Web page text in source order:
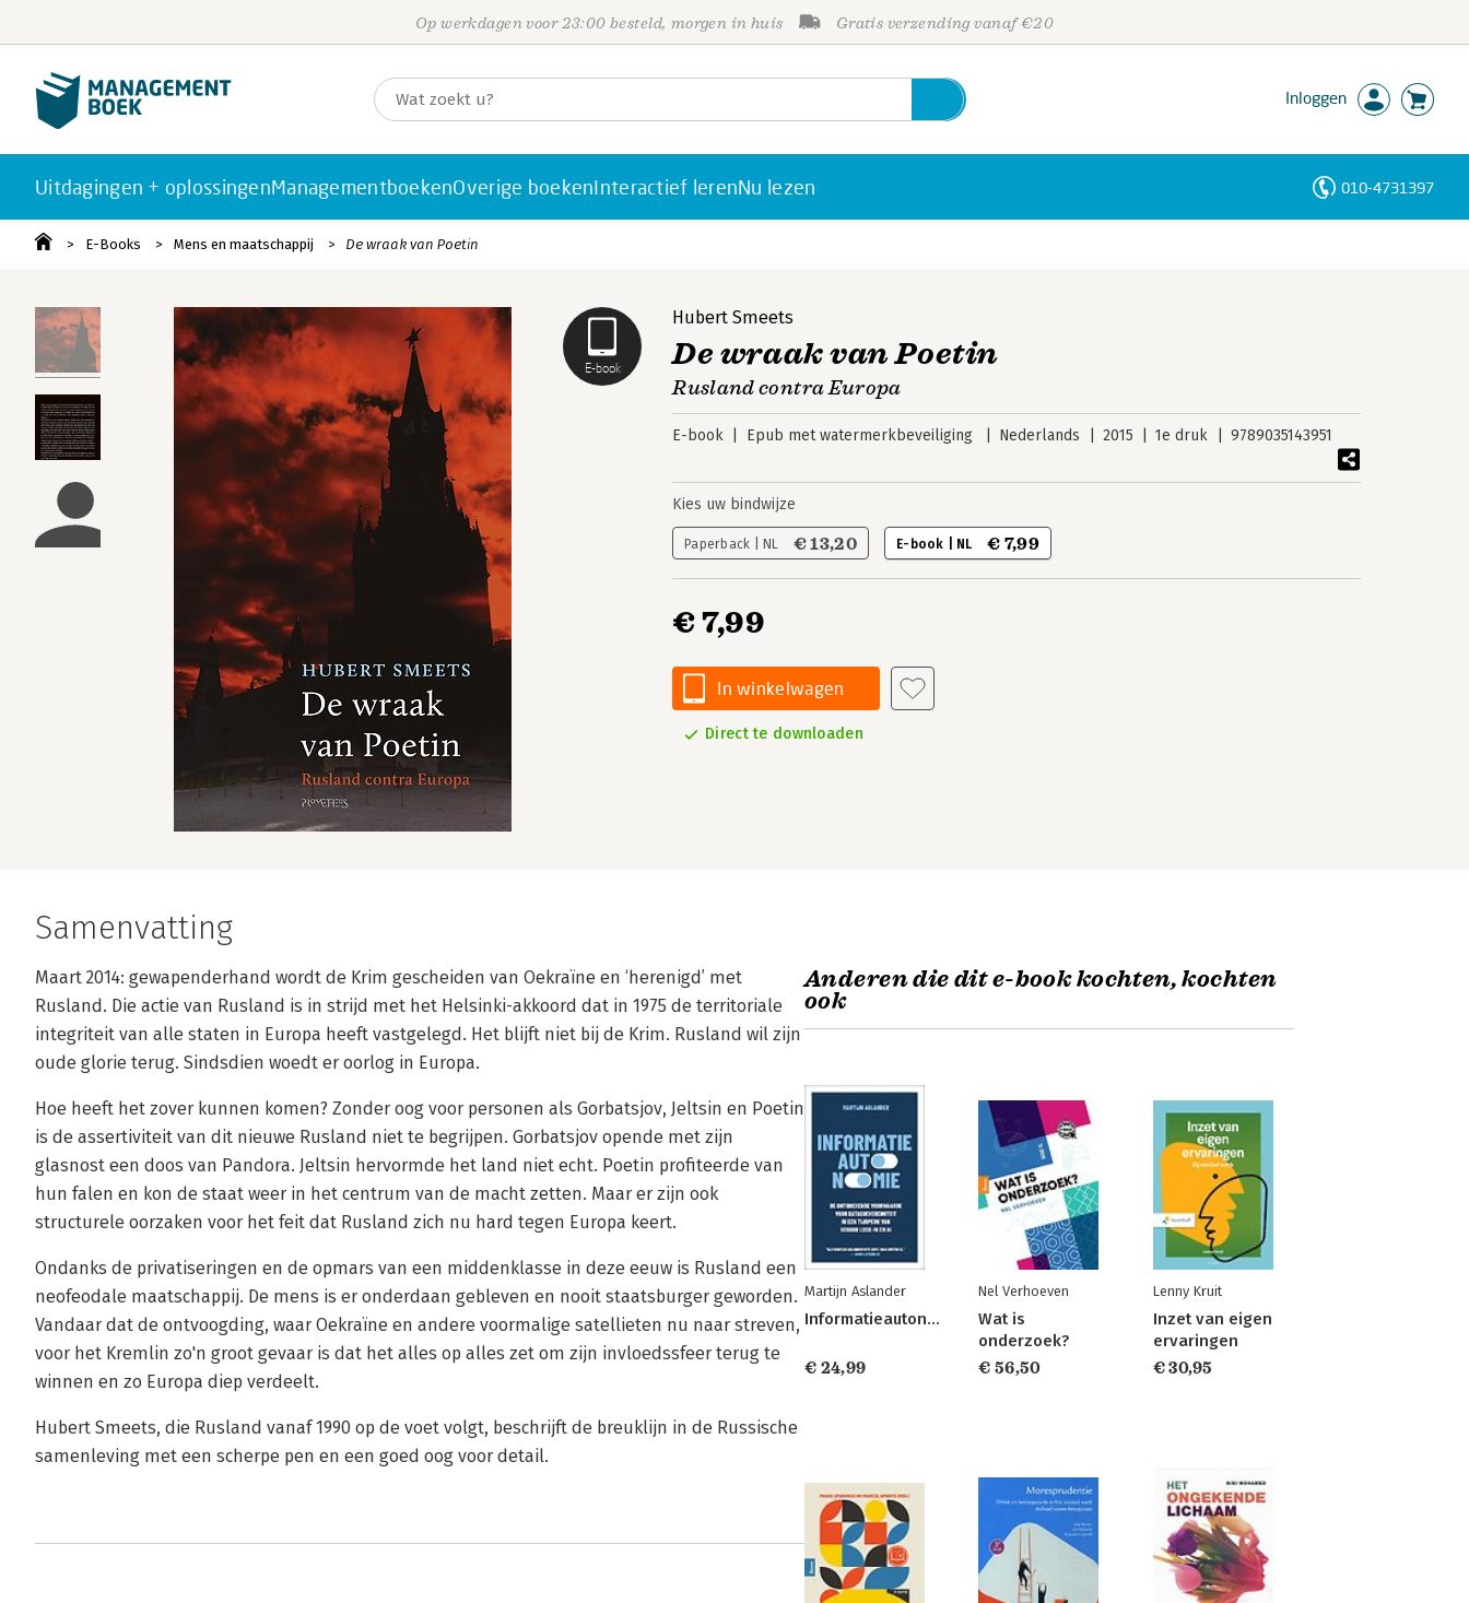
Op werkdagen voor 23:00 besteld, morgen in huis Gratis verzending vanaf €20
Inloggen
Uitdagingen + oplossingenManagementboekenOverige boekenInteractief lerenNu lezen 010-4731397
E-Books Mens en maatschappij De wraak van Poetin
E-book
Hubert Smeets
De wraak van Poetin
Rusland contra Europa
E-book Epub met watermerkbeveiliging Nederlands 2015 1e druk 9789035143951
Kies uw bindwijze
Paperback | NL € 13,20 E-book | NL € 7,99
€ 7,99
In winkelwagen
Direct te downloaden
Samenvatting
Maart 2014: gewapenderhand wordt de Krim gescheiden van Oekraïne en ‘herenigd’ met
Rusland. Die actie van Rusland is in strijd met het Helsinki-akkoord dat in 1975 de territoriale
integriteit van alle staten in Europa heeft vastgelegd. Het blijft niet bij de Krim. Rusland wil zijn
oude glorie terug. Sindsdien woedt er oorlog in Europa.
Hoe heeft het zover kunnen komen? Zonder oog voor personen als Gorbatsjov, Jeltsin en Poetin
is de assertiviteit van dit nieuwe Rusland niet te begrijpen. Gorbatsjov opende met zijn
glasnost een doos van Pandora. Jeltsin hervormde het land niet echt. Poetin profiteerde van
hun falen en kon de staat weer in het centrum van de macht zetten. Maar er zijn ook
structurele oorzaken voor het feit dat Rusland zich nu hard tegen Europa keert.
Ondanks de privatiseringen en de opmars van een middenklasse in deze eeuw is Rusland een
neofeodale maatschappij. De mens is er onderdaan gebleven en nooit staatsburger geworden.
Vandaar dat de ontvoogding, waar Oekraïne en andere voormalige satellieten nu naar streven,
voor het Kremlin zo'n groot gevaar is dat het alles op alles zet om zijn invloedssfeer terug te
winnen en zo Europa diep verdeelt.
Hubert Smeets, die Rusland vanaf 1990 op de voet volgt, beschrijft de breuklijn in de Russische
samenleving met een scherpe pen en een goed oog voor detail.
Anderen die dit e-book kochten, kochten
ook
Martijn Aslander
Informatieautonomie
€ 24,99
Nel Verhoeven
Wat is
onderzoek?
€ 56,50
Lenny Kruit
Inzet van eigen
ervaringen
€ 30,95
Personen